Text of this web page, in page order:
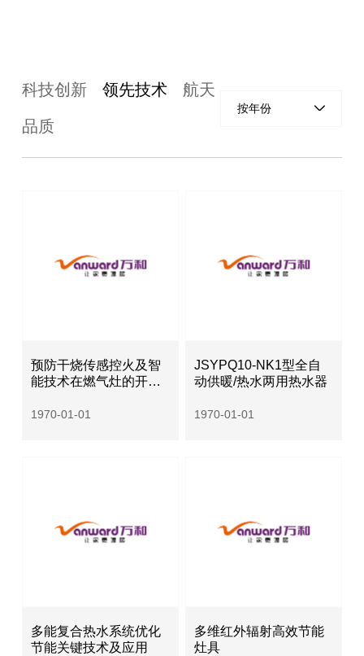
科技创新 领先技术 航天
品质
按年份
预防干烧传感控火及智
能技术在燃气灶的开发
1970-01-01
JSYPQ10-NK1型全自
动供暖/热水两用热水器
1970-01-01
多能复合热水系统优化
节能关键技术及应用
多维红外辐射高效节能
灶具